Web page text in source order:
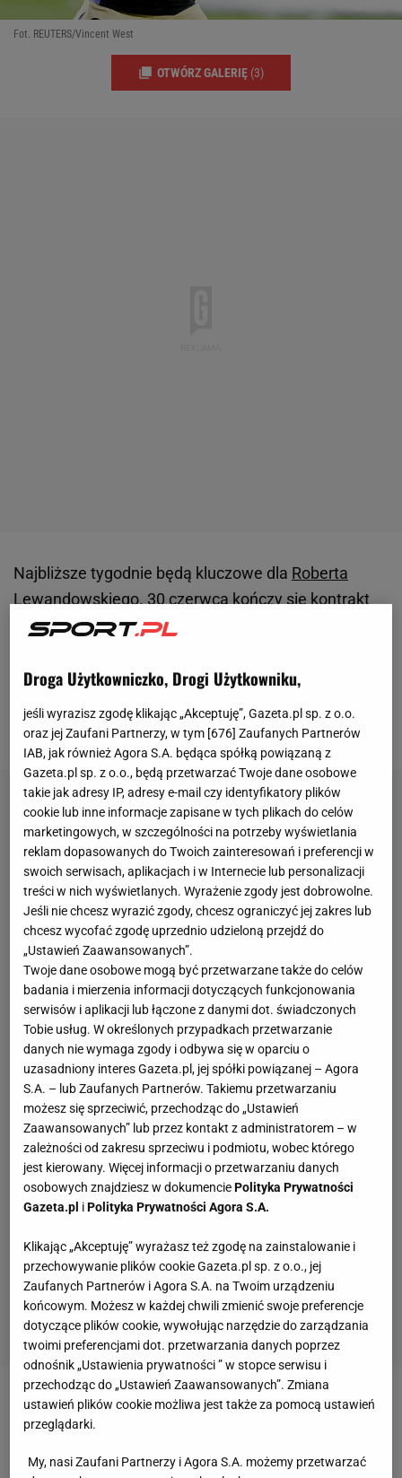
Fot. REUTERS/Vincent West
OTWÓRZ GALERIĘ (3)
Najbliższe tygodnie będą kluczowe dla Roberta
Lewandowskiego. 30 czerwca kończy się kontrakt
Polaka z FC Barceloną, w związku z czym należy
przyszłego pracodawcy. Lewandowskiemu w tym
niełatwym okresie nie brakuje jednak interesujących
zajęć, również poza piłkarskim boiskiem.
Zobacz wideoKosecki o Lewandowskim: To jest
prawdziwy Robert, zdjął maskę
Droga Użytkowniczko, Drogi Użytkowniku,
jeśli wyrazisz zgodę klikając „Akceptuję”, Gazeta.pl sp. z o.o.
oraz jej Zaufani Partnerzy, w tym [676] Zaufanych Partnerów
IAB, jak również Agora S.A. będąca spółką powiązaną z
Gazeta.pl sp. z o.o., będą przetwarzać Twoje dane osobowe
takie jak adresy IP, adresy e-mail czy identyfikatory plików
cookie lub inne informacje zapisane w tych plikach do celów
marketingowych, w szczególności na potrzeby wyświetlania
reklam dopasowanych do Twoich zainteresowań i preferencji w
swoich serwisach, aplikacjach i w Internecie lub personalizacji
treści w nich wyświetlanych. Wyrażenie zgody jest dobrowolne.
Jeśli nie chcesz wyrazić zgody, chcesz ograniczyć jej zakres lub
chcesz wycofać zgodę uprzednio udzieloną przejdź do
„Ustawień Zaawansowanych”.
Twoje dane osobowe mogą być przetwarzane także do celów
badania i mierzenia informacji dotyczących funkcjonowania
serwisów i aplikacji lub łączone z danymi dot. świadczonych
Tobie usług. W określonych przypadkach przetwarzanie
danych nie wymaga zgody i odbywa się w oparciu o
uzasadniony interes Gazeta.pl, jej spółki powiązanej – Agora
S.A. – lub Zaufanych Partnerów. Takiemu przetwarzaniu
możesz się sprzeciwić, przechodząc do „Ustawień
Zaawansowanych” lub przez kontakt z administratorem – w
zależności od zakresu sprzeciwu i podmiotu, wobec którego
jest kierowany. Więcej informacji o przetwarzaniu danych
osobowych znajdziesz w dokumenciePolityka Prywatności
Gazeta.pl iPolityka Prywatności Agora S.A.
Klikając „Akceptuję” wyrażasz też zgodę na zainstalowanie i
przechowywanie plików cookie Gazeta.pl sp. z o.o., jej
Zaufanych Partnerów i Agora S.A. na Twoim urządzeniu
końcowym. Możesz w każdej chwili zmienić swoje preferencje
dotyczące plików cookie, wywołując narzędzie do zarządzania
twoimi preferencjami dot. przetwarzania danych poprzez
odnośnik „Ustawienia prywatności ” w stopce serwisu i
przechodząc do „Ustawień Zaawansowanych”. Zmiana
ustawień plików cookie możliwa jest także za pomocą ustawień
przeglądarki.
My, nasi Zaufani Partnerzy i Agora S.A. możemy przetwarzać